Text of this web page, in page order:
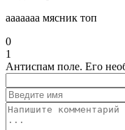
ааааааа мясник топ
0
1
Антиспам поле. Его